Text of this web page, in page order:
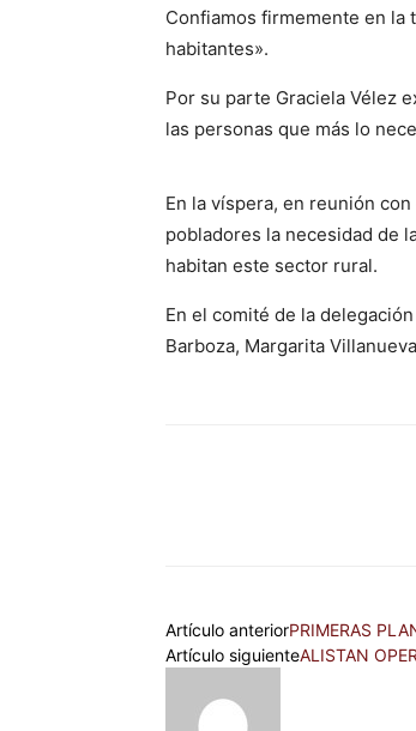
Confiamos firmemente en la
habitantes».
Por su parte Graciela Vélez
las personas que más lo
En la víspera, en reunión
pobladores la necesidad de
habitan este sector rural.
En el comité de la
Barboza, Margarita
Artículo anteriorPRIMERAS
Artículo siguienteALISTAN